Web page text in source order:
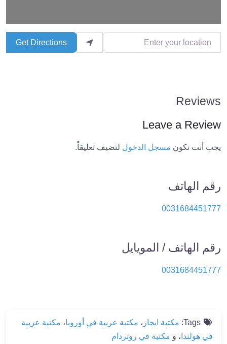
Enter your location
Get Directions
Reviews
Leave a Review
يجب أنت تكون مسجل الدخول لتضيف تعليقاً.
رقم الهاتف
0031684451777
رقم الهاتف / المويايل
0031684451777
Tags: مكتبة ايجاز ، مكتبة عربية في أوروبا، مكتبة عربية
في هولندا ، و مكتبة في روتردام